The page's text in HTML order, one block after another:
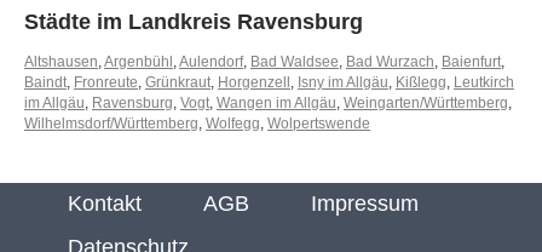
Städte im Landkreis Ravensburg
Altshausen,Argenbühl ,Aulendorf, Bad Waldsee, Bad Wurzach, Baienfurt,
Baindt, Fronreute, Grünkraut, Horgenzell , Isny im Allgäu, Kißlegg, Leutkirch
im Allgäu, Ravensburg, Vogt, Wangen im Allgäu, Weingarten/Württemberg,
Wilhelmsdorf/Württemberg, Wolfegg, Wolpertswende
Kontakt AGB
Impressum
Datenschutz